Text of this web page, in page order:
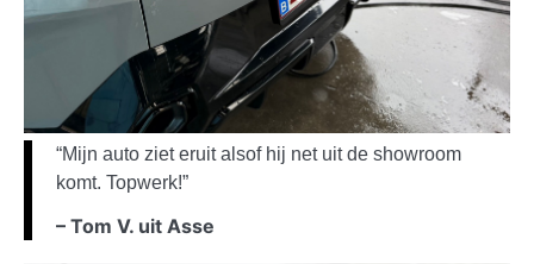
“Mijn auto ziet eruit alsof hij net uit de showroom
komt. Topwerk!”
– Tom V. uit Asse